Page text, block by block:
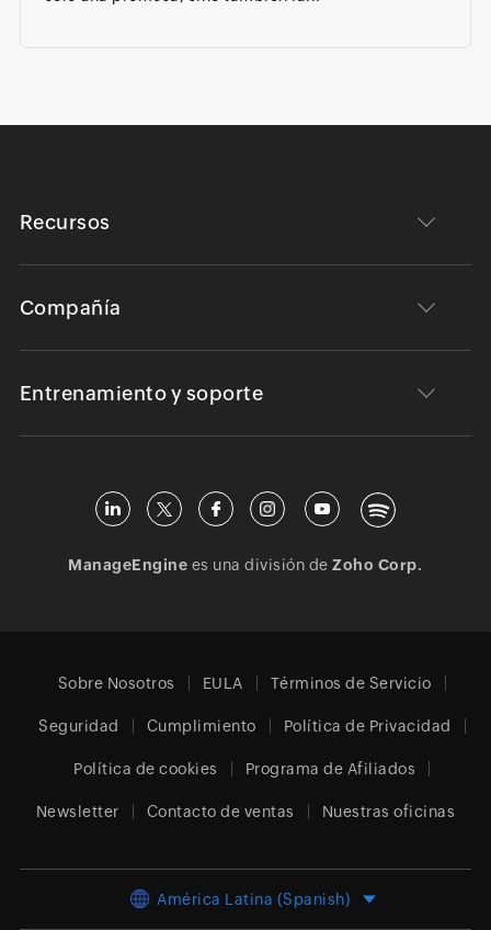
Recursos
Compañía
Entrenamiento y soporte
ManageEngine es una división deZoho Corp.
Sobre Nosotros EULA Términos de Servicio
Seguridad Cumplimiento Política de Privacidad
Política de cookies Programa de Afiliados
Newsletter Contacto de ventas Nuestras oficinas
América Latina (Spanish)